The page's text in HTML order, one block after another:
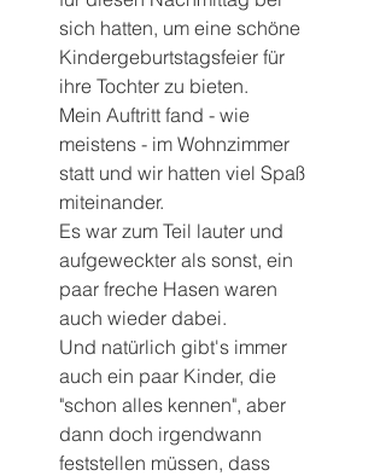
sich hatten, um eine schöne
Kindergeburtstagsfeier für
ihre Tochter zu bieten.
Mein Auftritt fand - wie
meistens - im Wohnzimmer
statt und wir hatten viel Spaß
miteinander.
Es war zum Teil lauter und
aufgeweckter als sonst, ein
paar freche Hasen waren
auch wieder dabei.
Und natürlich gibt's immer
auch ein paar Kinder, die
"schon alles kennen", aber
dann doch irgendwann
feststellen müssen, dass